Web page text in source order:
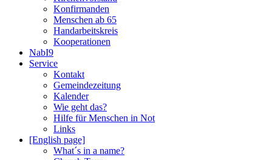
Konfirmanden
Menschen ab 65
Handarbeitskreis
Kooperationen
NabI9
Service
Kontakt
Gemeindezeitung
Kalender
Wie geht das?
Hilfe für Menschen in Not
Links
[English page]
What´s in a name?